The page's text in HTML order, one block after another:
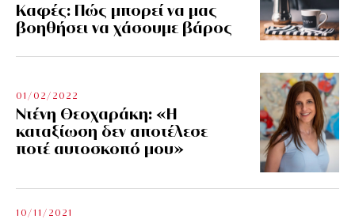
Kαφές: Πώς μπορεί να μας
βοηθήσει να χάσουμε βάρος
01/02/2022
Ντένη Θεοχαράκη: «Η
καταξίωση δεν αποτέλεσε
ποτέ αυτοσκοπό μου»
10/11/2021